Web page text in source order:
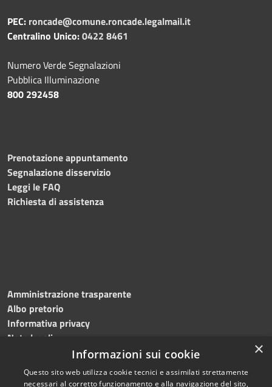
PEC: roncade@comune.roncade.legalmail.it
Centralino Unico:0422 8461
Numero Verde Segnalazioni
Pubblica Illuminazione
800 292458
Prenotazione appuntamento
Segnalazione disservizio
Leggi le FAQ
Richiesta di assistenza
Amministrazione trasparente
Albo pretorio
Informativa privacy
Note legali
Dichiarazione di accessibilità
×
Informazioni sui cookie
Questo sito web utilizza cookie tecnici e assimilati strettamente
necessari al corretto funzionamento e alla navigazione del sito,